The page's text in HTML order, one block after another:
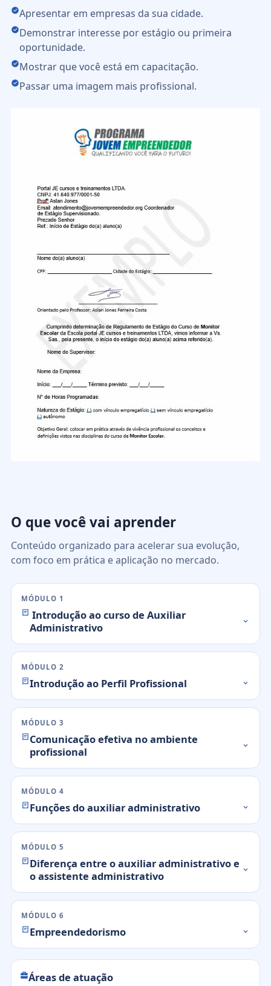
Apresentar em empresas da sua cidade.
Demonstrar interesse por estágio ou primeira
oportunidade.
Mostrar que você está em capacitação.
Passar uma imagem mais profissional.
O que você vai aprender
Conteúdo organizado para acelerar sua evolução,
com foco em prática e aplicação no mercado.
MÓDULO 1
Introdução ao curso de Auxiliar
Administrativo
MÓDULO 2
Introdução ao Perfil Profissional
MÓDULO 3
Comunicação efetiva no ambiente
profissional
MÓDULO 4
Funções do auxiliar administrativo
MÓDULO 5
Diferença entre o auxiliar administrativo e
o assistente administrativo
MÓDULO 6
Empreendedorismo
Áreas de atuação